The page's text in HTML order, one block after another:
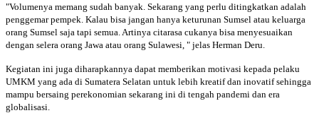
"Volumenya memang sudah banyak. Sekarang yang perlu ditingkatkan adalah
penggemar pempek. Kalau bisa jangan hanya keturunan Sumsel atau keluarga
orang Sumsel saja tapi semua. Artinya citarasa cukanya bisa menyesuaikan
dengan selera orang Jawa atau orang Sulawesi, " jelas Herman Deru.
Kegiatan ini juga diharapkannya dapat memberikan motivasi kepada pelaku
UMKM yang ada di Sumatera Selatan untuk lebih kreatif dan inovatif sehingga
mampu bersaing perekonomian sekarang ini di tengah pandemi dan era
globalisasi.